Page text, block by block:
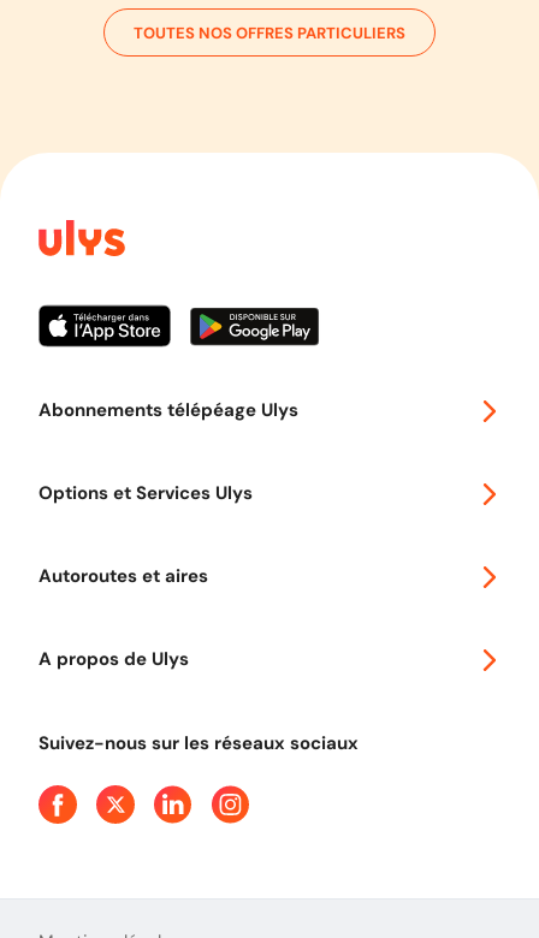
TOUTES NOS OFFRES PARTICULIERS
Abonnements télépéage Ulys
Options et Services Ulys
Autoroutes et aires
A propos de Ulys
Presse
Suivez-nous sur les réseaux sociaux